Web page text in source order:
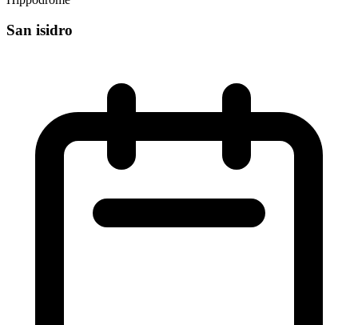
San isidro